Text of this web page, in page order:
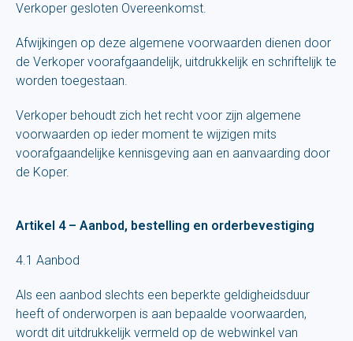
Verkoper gesloten Overeenkomst.
Afwijkingen op deze algemene voorwaarden dienen door
de Verkoper voorafgaandelijk, uitdrukkelijk en schriftelijk te
worden toegestaan.
Verkoper behoudt zich het recht voor zijn algemene
voorwaarden op ieder moment te wijzigen mits
voorafgaandelijke kennisgeving aan en aanvaarding door
de Koper.
Artikel 4 – Aanbod, bestelling en orderbevestiging
4.1 Aanbod
Als een aanbod slechts een beperkte geldigheidsduur
heeft of onderworpen is aan bepaalde voorwaarden,
wordt dit uitdrukkelijk vermeld op de webwinkel van